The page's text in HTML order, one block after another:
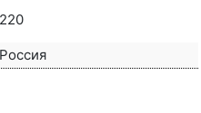
220
Россия